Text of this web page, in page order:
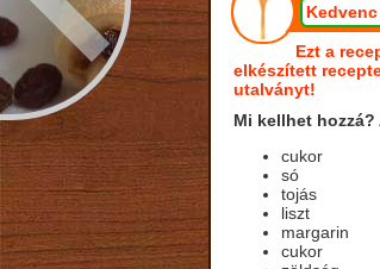
Ezt a
elkészített
utalványt!
Mi kellhet
cukor
só
tojás
liszt
margarin
cukor